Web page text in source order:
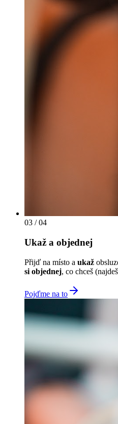
03 / 04
Ukaž a objednej
Přijď na místo a ukaž
si objednej, co chceš
Pojďme na to